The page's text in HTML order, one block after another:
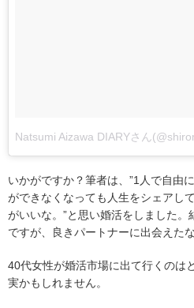
Natsumi Aizawa DIARYさん
いかがですか？筆者は、”1人で自由
ができなくなっても人生をシェアし
がいいな。”と思い婚活をしました
ですが、良きパートナーに出会えた
40代女性が婚活市場に出て行くのは
実かもしれません。